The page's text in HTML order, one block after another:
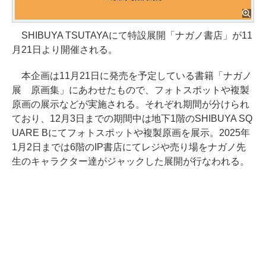
SHIBUYA TSUTAYAにて特設展開「ナガノ書店」が11
月21日より開催される。
本企画は11月21日に発売を予定している書籍「ナガノ
展 原画集」にあわせたもので、フォトスポットや複製
原画の展示などが実施される。それぞれ期間が分けられ
ており、12月3日までの期間中は地下1階のSHIBUYA SQ
UARE Bにてフォトスポットや複製原画を展示。2025年
1月2日までは6階のIP書店にてレジや売り場をナガノ先
生のキャラクター達がジャックした展開が行なわれる。